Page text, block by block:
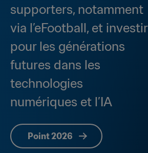
supporters, notamment
via l’eFootball, et investir
pour les générations
futures dans les
technologies
numériques et l’IA
Point 2026